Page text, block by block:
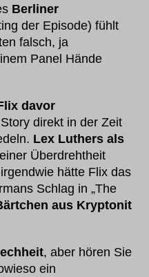
Berliner
der Episode) fühlt
falsch, ja
Panel Hände
davor
direkt in der Zeit
Lex Luthers als
Überdrehtheit
hätte Flix das
Schlag in „The
aus Kryptonit
, aber hören Sie
ein